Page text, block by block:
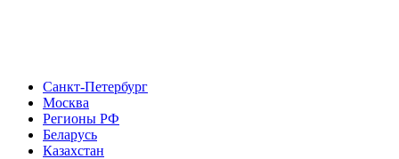
Санкт-Петербург
Москва
Регионы РФ
Беларусь
Казахстан